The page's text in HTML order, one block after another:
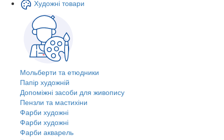
Художні товари
Мольберти та етюдники
Папір художній
Допоміжні засоби для живопису
Пензли та мастихіни
Фарби художні
Фарби художні
Фарби акварель